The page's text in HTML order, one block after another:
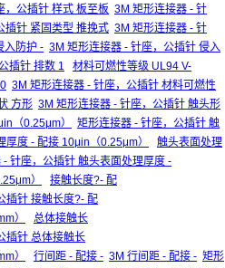
，公插针 样式 板至板 3M 矩形连接器 - 针
插针 紧固类型 推挽式 3M 矩形连接器 - 针
入防护 - 3M 矩形连接器 - 针座，公插针 侵入
插针 排数 1
材料可燃性等级 UL94 V-
3M 矩形连接器 - 针座，公插针 材料可燃性
方形 3M 矩形连接器 - 针座，公插针 触头形
（0.25μm）
矩形连接器 - 针座，公插针 触
度 - 配接 10μin（0.25μm）
触头表面处理
- 针座，公插针 触头表面处理厚度 -
）
接触长度?- 配
插针 接触长度?- 配
）
总体接触长
插针 总体接触长
） 行间距 - 配接 - 3M 行间距 - 配接 - 矩形